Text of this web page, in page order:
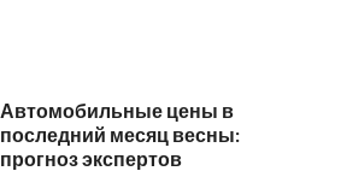
Автомобильные цены в
последний месяц весны:
прогноз экспертов